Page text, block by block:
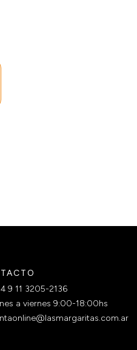
9 11 3205-2136
a viernes 9:00-18:00hs